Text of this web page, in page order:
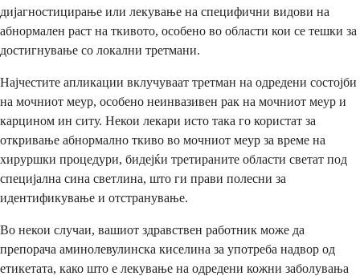
дијагностицирање или лекување на специфични видови на
абнормален раст на ткивото, особено во области кои се тешки за
достигнување со локални третмани.
Најчестите апликации вклучуваат третман на одредени состојби
на мочниот меур, особено неинвазивен рак на мочниот меур и
карцином ин ситу. Некои лекари исто така го користат за
откривање абнормално ткиво во мочниот меур за време на
хируршки процедури, бидејќи третираните области светат под
специјална сина светлина, што ги прави полесни за
идентификување и отстранување.
Во некои случаи, вашиот здравствен работник може да
препорача аминолевулинска киселина за употреба надвор од
етикетата, како што е лекување на одредени кожни заболувања